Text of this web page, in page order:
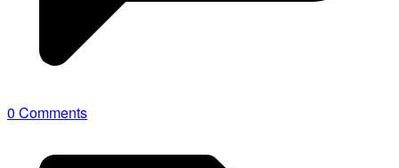
0 Comments